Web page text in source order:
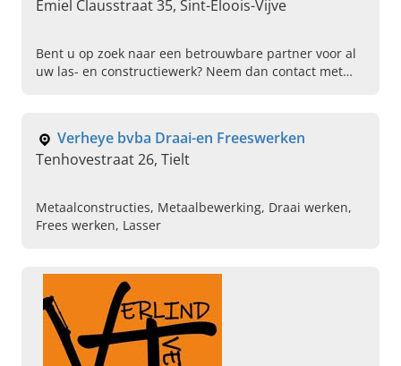
Emiel Clausstraat 35, Sint-Eloois-Vijve
Bent u op zoek naar een betrouwbare partner voor al
uw las- en constructiewerk? Neem dan contact met
Verheye bvba Draai-en Freeswerken
Tenhovestraat 26, Tielt
Metaalconstructies, Metaalbewerking, Draai werken,
Frees werken, Lasser